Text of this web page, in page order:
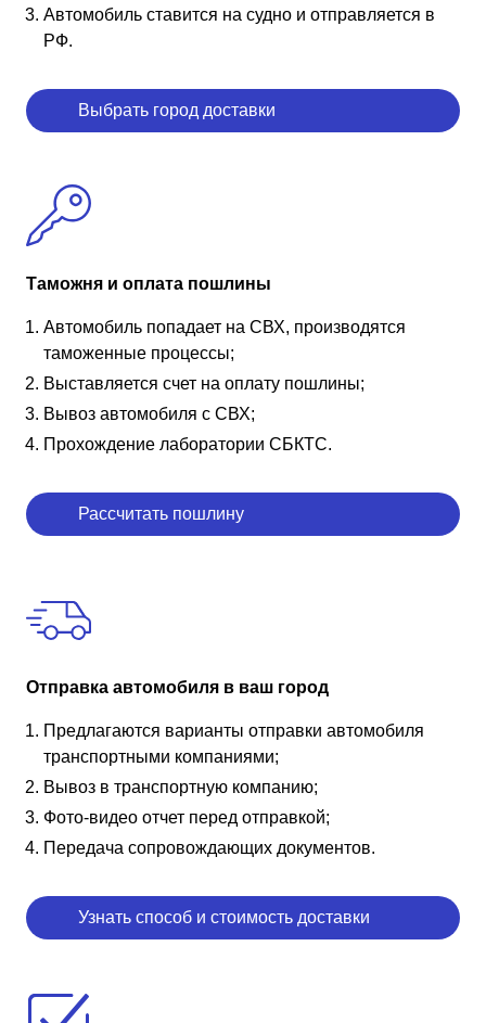
Автомобиль ставится на судно и отправляется в
РФ.
Выбрать город доставки
Таможня и оплата пошлины
Автомобиль попадает на СВХ, производятся
таможенные процессы;
Выставляется счет на оплату пошлины;
Вывоз автомобиля с СВХ;
Прохождение лаборатории СБКТС.
Рассчитать пошлину
Отправка автомобиля в ваш город
Предлагаются варианты отправки автомобиля
транспортными компаниями;
Вывоз в транспортную компанию;
Фото-видео отчет перед отправкой;
Передача сопровождающих документов.
Узнать способ и стоимость доставки